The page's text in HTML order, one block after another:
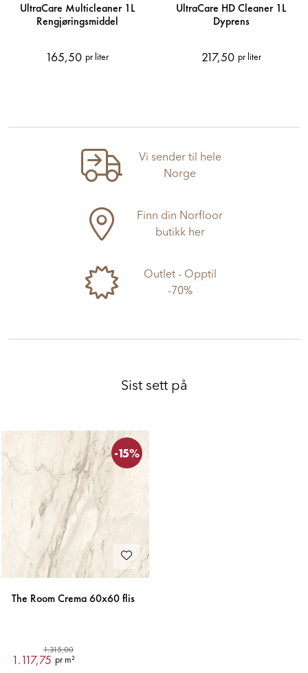
UltraCare Multicleaner 1L
Rengjøringsmiddel
165,50 pr liter
UltraCare HD Cleaner 1L
Dyprens
217,50 pr liter
Vi sender til hele
Norge
Finn din Norfloor
butikk her
Outlet - Opptil
-70%
Sist sett på
-15%
The Room Crema 60x60 flis
1.315,00
1.117,75 pr m²